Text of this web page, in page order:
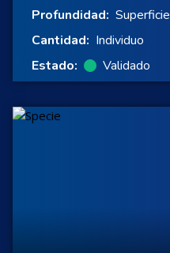
Profundidad: Superficie
Cantidad: Individuo
Estado:
Validado